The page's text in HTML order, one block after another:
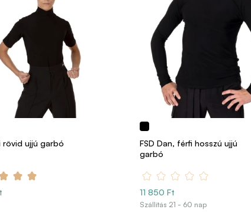
rövid ujjú garbó
FSD Dan, férfi hosszú ujjú
garbó
11 850 Ft
Szállítás 21 - 60 nap